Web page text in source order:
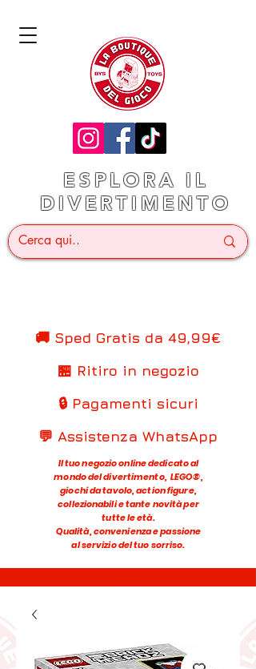
ESPLORA IL
DIVERTIMENTO
🚚 Sped Gratis da 49,99€
🏪 Ritiro in negozio
🔒 Pagamenti sicuri
💬 Assistenza WhatsApp
Il tuo negozio online dedicato al
mondo del divertimento, LEGO®,
giochi da tavolo, action figure,
collezionabili e tante novità per
tutte le età.
Qualità, convenienza e passione
al servizio del tuo sorriso.